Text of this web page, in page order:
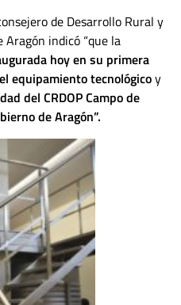
de Desarrollo Rural y
Aragón indicó “que la
hoy en su primera
equipamiento tecnológicoy
del CRDOP Campo de
de Aragón”.